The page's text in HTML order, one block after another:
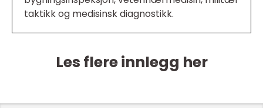
taktikk og medisinsk diagnostikk.
Les flere innlegg her